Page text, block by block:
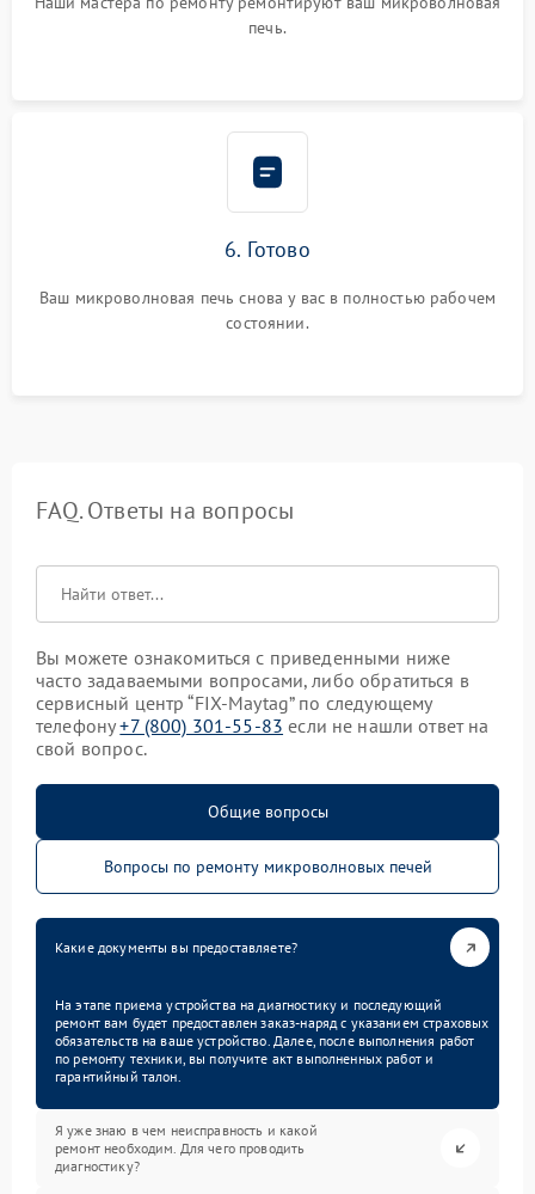
печь.
6. Готово
Ваш микроволновая печь снова у вас в полностью рабочем
состоянии.
FAQ. Ответы на вопросы
Вы можете ознакомиться с приведенными ниже
часто задаваемыми вопросами, либо обратиться в
сервисный центр “FIX-Maytag” по следующему
телефону+7 (800) 301-55-83 если не нашли ответ на
свой вопрос.
Общие вопросы
Вопросы по ремонту микроволновых печей
Какие документы вы предоставляете?
На этапе приема устройства на диагностику и последующий
ремонт вам будет предоставлен заказ-наряд с указанием страховых
обязательств на ваше устройство. Далее, после выполнения работ
по ремонту техники, вы получите акт выполненных работ и
гарантийный талон.
Я уже знаю в чем неисправность и какой
ремонт необходим. Для чего проводить
диагностику?